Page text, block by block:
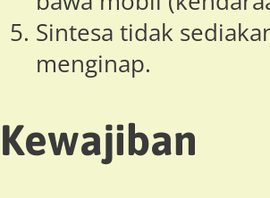
Sintesa tidak
menginap.
Kewajiban